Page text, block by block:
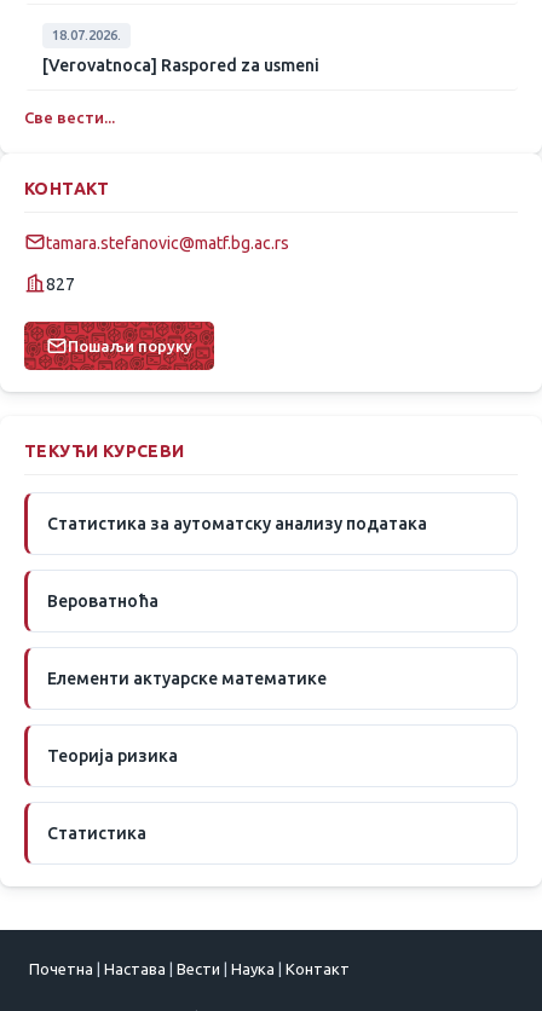
18.07.2026.
[Verovatnoca] Raspored za usmeni
Све вести...
КОНТАКТ
tamara.stefanovic@matf.bg.ac.rs
827
Пошаљи поруку
ТЕКУЋИ КУРСЕВИ
Статистика за аутоматску анализу података
Вероватноћа
Елементи актуарске математике
Теорија ризика
Статистика
Почетна | Настава | Вести | Наука | Контакт